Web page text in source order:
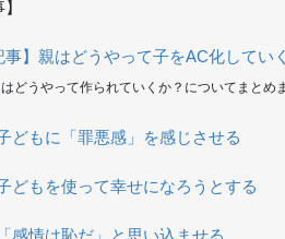
事】親はどうやって子をAC化してい
はどうやって作られていくか？についてまとめ
どもに「罪悪感」を感じさせる
どもを使って幸せになろうとする
感情は恥だ」と思い込ませる